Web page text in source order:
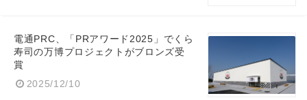
電通PRC、「PRアワード2025」でくら
寿司の万博プロジェクトがブロンズ受
賞
2025/12/10